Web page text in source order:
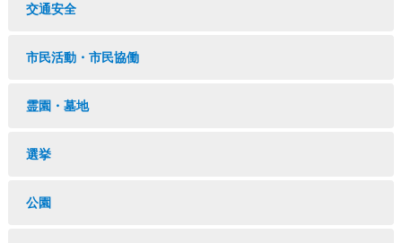
交通安全
市民活動・市民協働
霊園・墓地
選挙
公園